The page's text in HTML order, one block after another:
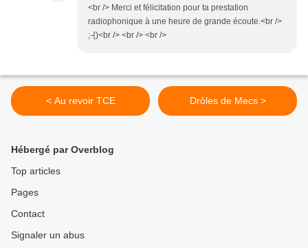
<br /> Merci et félicitation pour ta prestation
radiophonique à une heure de grande écoute.<br />
;-{)<br /> <br /> <br />
< Au revoir TCE Drôles de Mecs >
Hébergé par Overblog
Top articles
Pages
Contact
Signaler un abus